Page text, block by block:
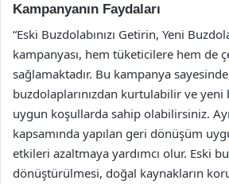
Kampanyanın Faydaları
“Eski Buzdolabınızı Getirin, Yeni
kampanyası, hem tüketicilere hem de
sağlamaktadır. Bu kampanya
buzdolaplarınızdan kurtulabilir ve yeni
uygun koşullarda sahip olabilirsiniz.
kapsamında yapılan geri dönüşüm
etkileri azaltmaya yardımcı olur. Eski
dönüştürülmesi, doğal kaynakların